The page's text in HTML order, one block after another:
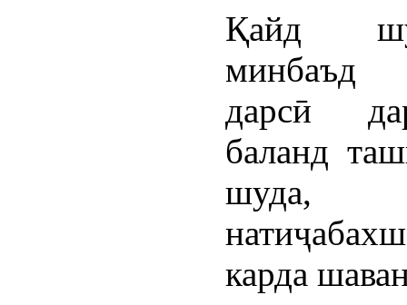
Қайд
минбаъд
дарсӣ
баланд
шуда,
карда